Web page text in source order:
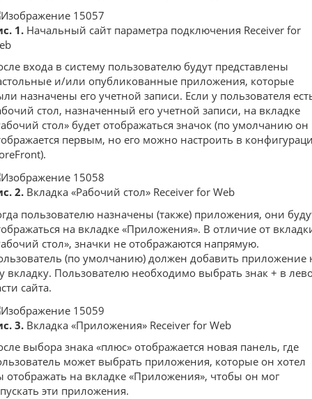
1. Начальный сайт параметра подключения Receiver for
входа в систему пользователю будут представлены
и/или опубликованные приложения, которые
назначены его учетной записи. Если у пользователя
стол, назначенный его учетной записи, на вкладке
стол» будет отображаться значок (по умолчанию он
первым, но его можно настроить в
2. Вкладка «Рабочий стол» Receiver for Web
пользователю назначены (также) приложения, они
на вкладке «Приложения». В отличие от
стол», значки не отображаются напрямую.
(по умолчанию) должен добавить приложение
вкладку. Пользователю необходимо выбрать знак + в
сайта.
3. Вкладка «Приложения» Receiver for Web
выбора знака «плюс» отображается новая панель, где
может выбрать приложения, которые он хотел
отображать на вкладке «Приложения», чтобы он мог
эти приложения.